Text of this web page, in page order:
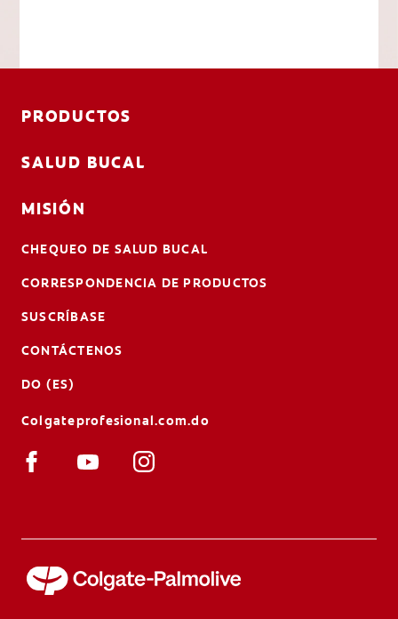
PRODUCTOS
SALUD BUCAL
MISIÓN
CHEQUEO DE SALUD BUCAL
CORRESPONDENCIA DE PRODUCTOS
SUSCRÍBASE
CONTÁCTENOS
DO (ES)
Colgateprofesional.com.do